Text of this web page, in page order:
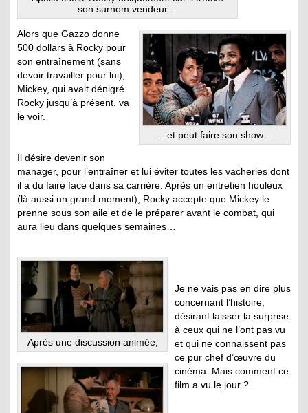
son surnom vendeur…
…et peut faire son show…
Alors que Gazzo donne
500 dollars à Rocky pour
son entraînement (sans
devoir travailler pour lui),
Mickey, qui avait dénigré
Rocky jusqu’à présent, va
le voir.
Il désire devenir son
manager, pour l’entraîner et lui éviter toutes les vacheries dont
il a du faire face dans sa carrière. Après un entretien houleux
(là aussi un grand moment), Rocky accepte que Mickey le
prenne sous son aile et de le préparer avant le combat, qui
aura lieu dans quelques semaines…
Après une discussion animée,
Je ne vais pas en dire plus
concernant l’histoire,
désirant laisser la surprise
à ceux qui ne l’ont pas vu
et qui ne connaissent pas
ce pur chef d’œuvre du
cinéma. Mais comment ce
film a vu le jour ?